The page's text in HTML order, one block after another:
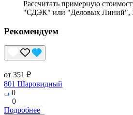
Рассчитать примерную
"СДЭК" или "Деловых Линий",
Рекомендуем
от 351 ₽
801 Шаровидный
0
0
Подробнее